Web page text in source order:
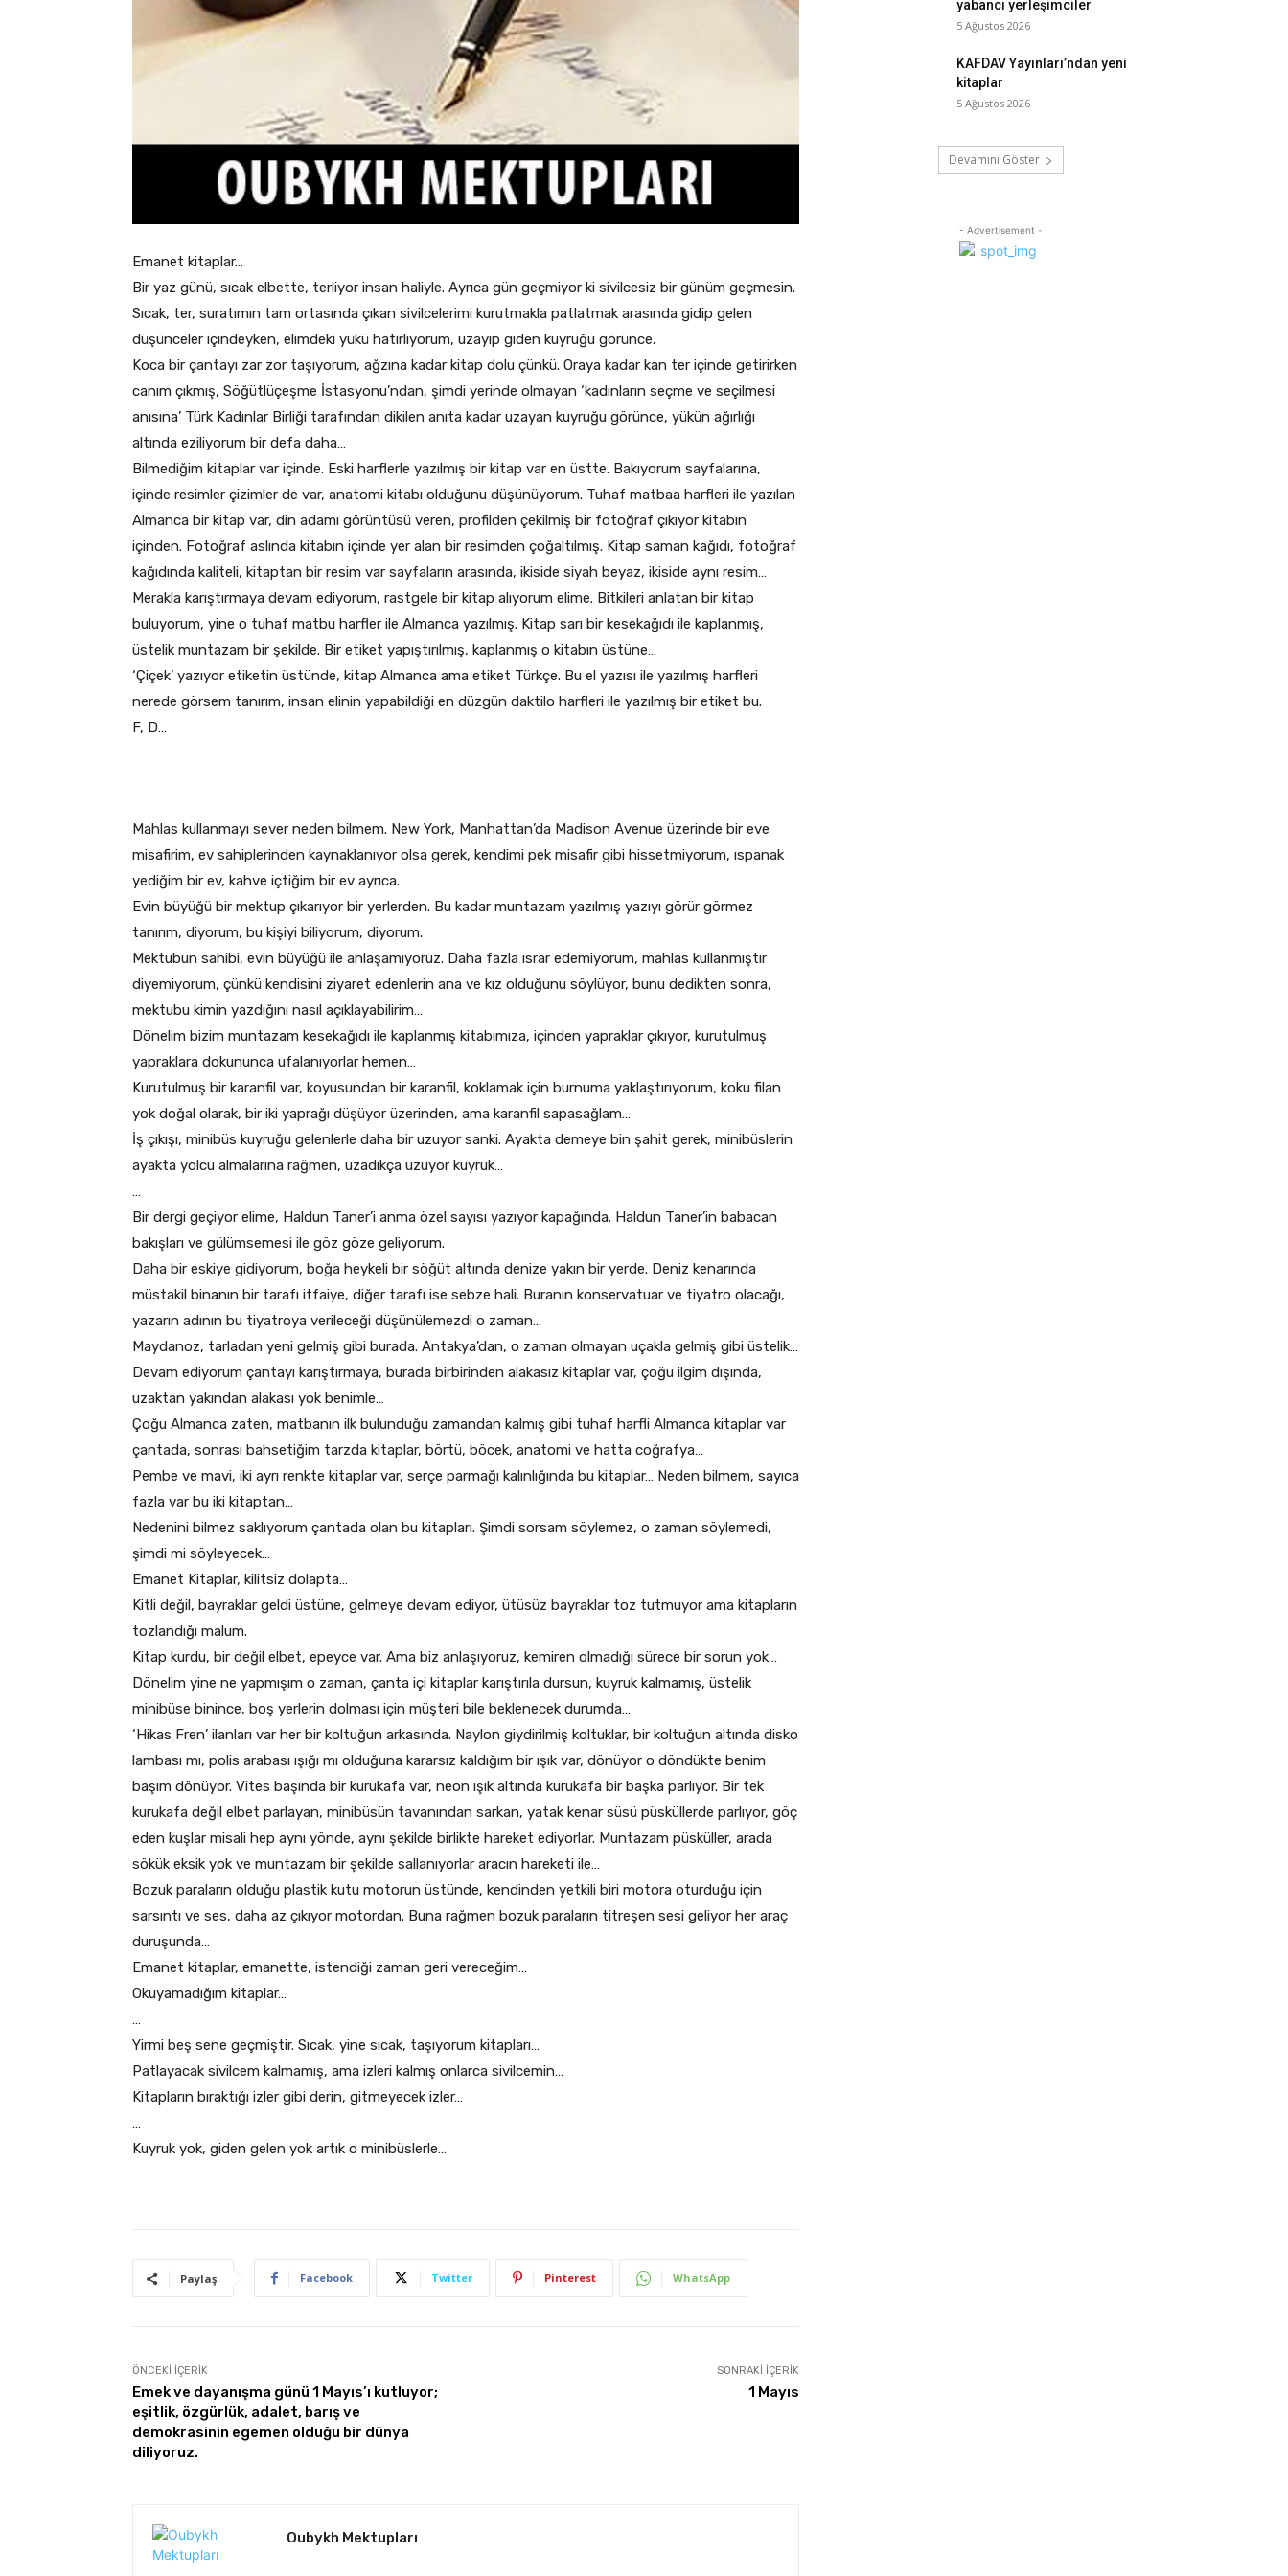
Emanet kitaplar…
Bir yaz günü, sıcak elbette, terliyor insan haliyle. Ayrıca gün geçmiyor ki sivilcesiz bir günüm geçmesin.
Sıcak, ter, suratımın tam ortasında çıkan sivilcelerimi kurutmakla patlatmak arasında gidip gelen
düşünceler içindeyken, elimdeki yükü hatırlıyorum, uzayıp giden kuyruğu görünce.
Koca bir çantayı zar zor taşıyorum, ağzına kadar kitap dolu çünkü. Oraya kadar kan ter içinde getirirken
canım çıkmış, Söğütlüçeşme İstasyonu’ndan, şimdi yerinde olmayan ‘kadınların seçme ve seçilmesi
anısına’ Türk Kadınlar Birliği tarafından dikilen anıta kadar uzayan kuyruğu görünce, yükün ağırlığı
altında eziliyorum bir defa daha…
Bilmediğim kitaplar var içinde. Eski harflerle yazılmış bir kitap var en üstte. Bakıyorum sayfalarına,
içinde resimler çizimler de var, anatomi kitabı olduğunu düşünüyorum. Tuhaf matbaa harfleri ile yazılan
Almanca bir kitap var, din adamı görüntüsü veren, profilden çekilmiş bir fotoğraf çıkıyor kitabın
içinden. Fotoğraf aslında kitabın içinde yer alan bir resimden çoğaltılmış. Kitap saman kağıdı, fotoğraf
kağıdında kaliteli, kitaptan bir resim var sayfaların arasında, ikiside siyah beyaz, ikiside aynı resim…
Merakla karıştırmaya devam ediyorum, rastgele bir kitap alıyorum elime. Bitkileri anlatan bir kitap
buluyorum, yine o tuhaf matbu harfler ile Almanca yazılmış. Kitap sarı bir kesekağıdı ile kaplanmış,
üstelik muntazam bir şekilde. Bir etiket yapıştırılmış, kaplanmış o kitabın üstüne…
‘Çiçek’ yazıyor etiketin üstünde, kitap Almanca ama etiket Türkçe. Bu el yazısı ile yazılmış harfleri
nerede görsem tanırım, insan elinin yapabildiği en düzgün daktilo harfleri ile yazılmış bir etiket bu.
F, D…
Mahlas kullanmayı sever neden bilmem. New York, Manhattan’da Madison Avenue üzerinde bir eve
misafirim, ev sahiplerinden kaynaklanıyor olsa gerek, kendimi pek misafir gibi hissetmiyorum, ıspanak
yediğim bir ev, kahve içtiğim bir ev ayrıca.
Evin büyüğü bir mektup çıkarıyor bir yerlerden. Bu kadar muntazam yazılmış yazıyı görür görmez
tanırım, diyorum, bu kişiyi biliyorum, diyorum.
Mektubun sahibi, evin büyüğü ile anlaşamıyoruz. Daha fazla ısrar edemiyorum, mahlas kullanmıştır
diyemiyorum, çünkü kendisini ziyaret edenlerin ana ve kız olduğunu söylüyor, bunu dedikten sonra,
mektubu kimin yazdığını nasıl açıklayabilirim…
Dönelim bizim muntazam kesekağıdı ile kaplanmış kitabımıza, içinden yapraklar çıkıyor, kurutulmuş
yapraklara dokununca ufalanıyorlar hemen…
Kurutulmuş bir karanfil var, koyusundan bir karanfil, koklamak için burnuma yaklaştırıyorum, koku filan
yok doğal olarak, bir iki yaprağı düşüyor üzerinden, ama karanfil sapasağlam…
İş çıkışı, minibüs kuyruğu gelenlerle daha bir uzuyor sanki. Ayakta demeye bin şahit gerek, minibüslerin
ayakta yolcu almalarına rağmen, uzadıkça uzuyor kuyruk…
…
Bir dergi geçiyor elime, Haldun Taner’i anma özel sayısı yazıyor kapağında. Haldun Taner’in babacan
bakışları ve gülümsemesi ile göz göze geliyorum.
Daha bir eskiye gidiyorum, boğa heykeli bir söğüt altında denize yakın bir yerde. Deniz kenarında
müstakil binanın bir tarafı itfaiye, diğer tarafı ise sebze hali. Buranın konservatuar ve tiyatro olacağı,
yazarın adının bu tiyatroya verileceği düşünülemezdi o zaman…
Maydanoz, tarladan yeni gelmiş gibi burada. Antakya’dan, o zaman olmayan uçakla gelmiş gibi üstelik…
Devam ediyorum çantayı karıştırmaya, burada birbirinden alakasız kitaplar var, çoğu ilgim dışında,
uzaktan yakından alakası yok benimle…
Çoğu Almanca zaten, matbanın ilk bulunduğu zamandan kalmış gibi tuhaf harfli Almanca kitaplar var
çantada, sonrası bahsetiğim tarzda kitaplar, börtü, böcek, anatomi ve hatta coğrafya…
Pembe ve mavi, iki ayrı renkte kitaplar var, serçe parmağı kalınlığında bu kitaplar… Neden bilmem, sayıca
fazla var bu iki kitaptan…
Nedenini bilmez saklıyorum çantada olan bu kitapları. Şimdi sorsam söylemez, o zaman söylemedi,
şimdi mi söyleyecek…
Emanet Kitaplar, kilitsiz dolapta…
Kitli değil, bayraklar geldi üstüne, gelmeye devam ediyor, ütüsüz bayraklar toz tutmuyor ama kitapların
tozlandığı malum.
Kitap kurdu, bir değil elbet, epeyce var. Ama biz anlaşıyoruz, kemiren olmadığı sürece bir sorun yok…
Dönelim yine ne yapmışım o zaman, çanta içi kitaplar karıştırıla dursun, kuyruk kalmamış, üstelik
minibüse binince, boş yerlerin dolması için müşteri bile beklenecek durumda…
‘Hikas Fren’ ilanları var her bir koltuğun arkasında. Naylon giydirilmiş koltuklar, bir koltuğun altında disko
lambası mı, polis arabası ışığı mı olduğuna kararsız kaldığım bir ışık var, dönüyor o döndükte benim
başım dönüyor. Vites başında bir kurukafa var, neon ışık altında kurukafa bir başka parlıyor. Bir tek
kurukafa değil elbet parlayan, minibüsün tavanından sarkan, yatak kenar süsü püsküllerde parlıyor, göç
eden kuşlar misali hep aynı yönde, aynı şekilde birlikte hareket ediyorlar. Muntazam püsküller, arada
sökük eksik yok ve muntazam bir şekilde sallanıyorlar aracın hareketi ile…
Bozuk paraların olduğu plastik kutu motorun üstünde, kendinden yetkili biri motora oturduğu için
sarsıntı ve ses, daha az çıkıyor motordan. Buna rağmen bozuk paraların titreşen sesi geliyor her araç
duruşunda…
Emanet kitaplar, emanette, istendiği zaman geri vereceğim…
Okuyamadığım kitaplar…
…
Yirmi beş sene geçmiştir. Sıcak, yine sıcak, taşıyorum kitapları…
Patlayacak sivilcem kalmamış, ama izleri kalmış onlarca sivilcemin…
Kitapların bıraktığı izler gibi derin, gitmeyecek izler…
…
Kuyruk yok, giden gelen yok artık o minibüslerle…
Paylaş Facebook Twitter Pinterest WhatsApp
ÖNCEKI İÇERIK
Emek ve dayanışma günü 1 Mayıs’ı kutluyor;
eşitlik, özgürlük, adalet, barış ve
demokrasinin egemen olduğu bir dünya
diliyoruz.
SONRAKI İÇERIK
1 Mayıs
Oubykh Mektupları
yabancı yerleşimciler
5 Ağustos 2026
KAFDAV Yayınları’ndan yeni
kitaplar
5 Ağustos 2026
Devamını Göster
- Advertisement -